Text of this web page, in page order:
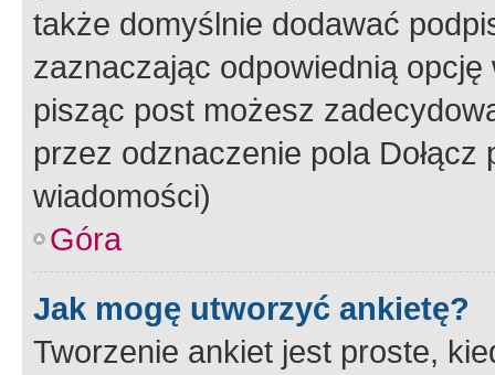
także domyślnie dodawać
zaznaczając odpowiednią
pisząc post możesz
przez odznaczenie pola
wiadomości)
Góra
Jak mogę utworzyć ankietę?
Tworzenie ankiet jest proste,